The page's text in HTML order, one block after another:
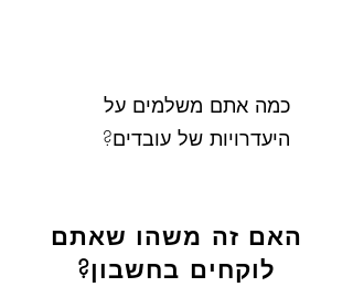
כמה אתם משלמים על
היעדרויות של עובדים?
האם זה משהו שאתם
לוקחים בחשבון?